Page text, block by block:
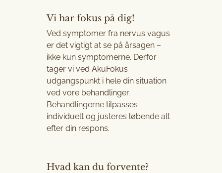
Vi har fokus på dig!
Ved symptomer fra nervus vagus
er det vigtigt at se på årsagen –
ikke kun symptomerne. Derfor
tager vi ved AkuFokus
udgangspunkt i hele din situation
ved vore behandlinger.
Behandlingerne tilpasses
individuelt og justeres løbende alt
efter din respons.
Hvad kan du forvente?